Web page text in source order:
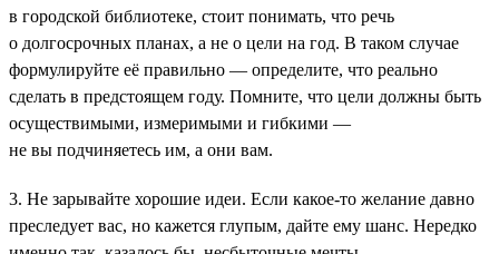
в городской библиотеке, стоит понимать, что речь
о долгосрочных планах, а не о цели на год. В таком случае
формулируйте её правильно — определите, что реально
сделать в предстоящем году. Помните, что цели должны быть
осуществимыми, измеримыми и гибкими —
не вы подчиняетесь им, а они вам.
3. Не зарывайте хорошие идеи. Если какое-то желание давно
преследует вас, но кажется глупым, дайте ему шанс. Нередко